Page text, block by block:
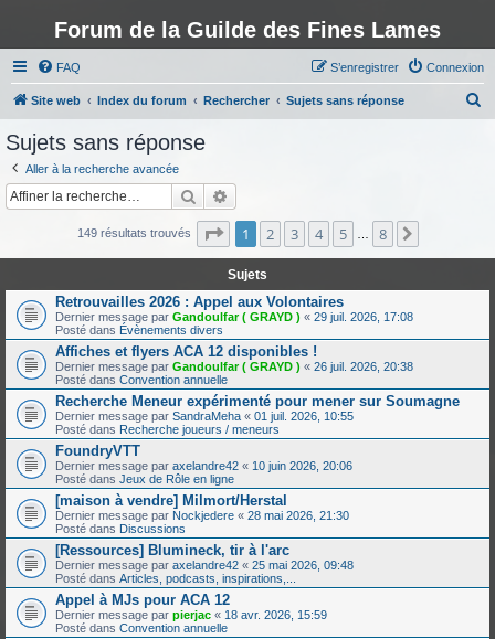
Forum de la Guilde des Fines Lames
FAQ Connexion
S’enregistrer
Site web Index du forum Rechercher Sujets sans réponse
c
r
Sujets sans réponse
Aller à la recherche avancée
Rechercher
149 résultats trouvés Page sur8
1 2 3 4 5 8
Sujets
Retrouvailles 2026 : Appel aux Volontaires
Dernier message par Gandoulfar ( GRAYD ) « 29 juil. 2026, 17:08
Posté dans Évènements divers
Affiches et flyers ACA 12 disponibles !
Dernier message par Gandoulfar ( GRAYD ) « 26 juil. 2026, 20:38
Posté dans Convention annuelle
Recherche Meneur expérimenté pour mener sur Soumagne
Dernier message par SandraMeha « 01 juil. 2026, 10:55
Posté dans Recherche joueurs / meneurs
FoundryVTT
Dernier message par axelandre42 « 10 juin 2026, 20:06
Posté dans Jeux de Rôle en ligne
[maison à vendre] Milmort/Herstal
Dernier message par Nockjedere « 28 mai 2026, 21:30
Posté dans Discussions
[Ressources] Blumineck, tir à l'arc
Dernier message par axelandre42 « 25 mai 2026, 09:48
Posté dans Articles, podcasts, inspirations,...
Appel à MJs pour ACA 12
Dernier message par pierjac « 18 avr. 2026, 15:59
Posté dans Convention annuelle